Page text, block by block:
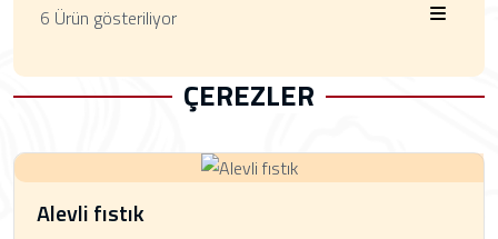
6 Ürün gösteriliyor
ÇEREZLER
Alevli fıstık